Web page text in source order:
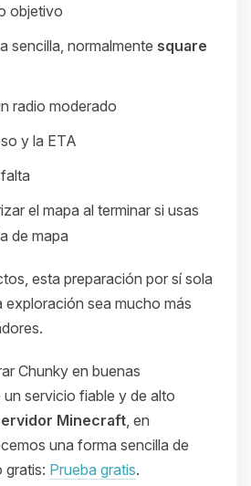
objetivo
sencilla, normalmente square
radio moderado
y la ETA
el mapa al terminar si usas
de mapa
esta preparación por sí sola
exploración sea mucho más
Chunky en buenas
servicio fiable y de alto
Minecraft , en
una forma sencilla de
gratis: Prueba gratis.